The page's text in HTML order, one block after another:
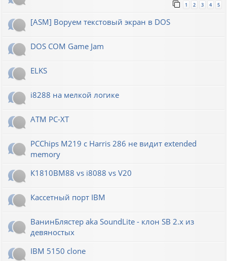
1 2 3 4 5
[ASM] Воруем текстовый экран в DOS
DOS COM Game Jam
ELKS
i8288 на мелкой логике
ATM PC-XT
PCChips M219 с Harris 286 не видит extended
memory
К1810ВМ88 vs i8088 vs V20
Кассетный порт IBM
ВанинБлястер aka SoundLite - клон SB 2.x из
девяностых
IBM 5150 clone